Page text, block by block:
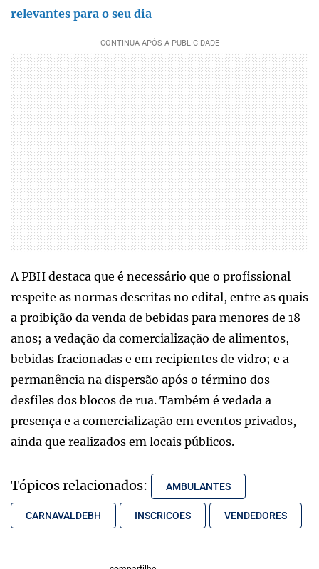
relevantes para o seu dia
A PBH destaca que é necessário que o profissional
respeite as normas descritas no edital, entre as quais
a proibição da venda de bebidas para menores de 18
anos; a vedação da comercialização de alimentos,
bebidas fracionadas e em recipientes de vidro; e a
permanência na dispersão após o término dos
desfiles dos blocos de rua. Também é vedada a
presença e a comercialização em eventos privados,
ainda que realizados em locais públicos.
Tópicos relacionados: AMBULANTES
CARNAVALDEBH INSCRICOES VENDEDORES